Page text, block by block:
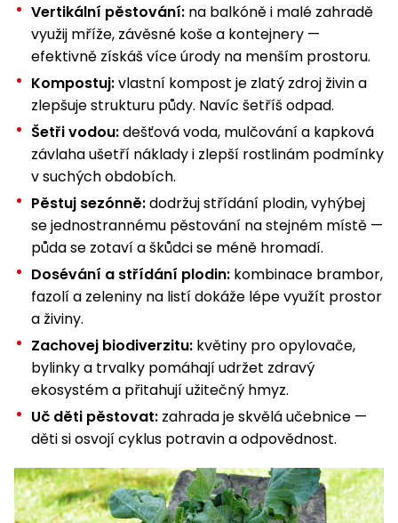
Vertikální pěstování: na balkóně i malé zahradě
využij mříže, závěsné koše a kontejnery —
efektivně získáš více úrody na menším prostoru.
Kompostuj:vlastní kompost je zlatý zdroj živin a
zlepšuje strukturu půdy. Navíc šetříš odpad.
Šetři vodou:dešťová voda, mulčování a kapková
závlaha ušetří náklady i zlepší rostlinám podmínky
v suchých obdobích.
Pěstuj sezónně:dodržuj střídání plodin, vyhýbej
se jednostrannému pěstování na stejném místě —
půda se zotaví a škůdci se méně hromadí.
Dosévání a střídání plodin: kombinace brambor,
fazolí a zeleniny na listí dokáže lépe využít prostor
a živiny.
Zachovej biodiverzitu: květiny pro opylovače,
bylinky a trvalky pomáhají udržet zdravý
ekosystém a přitahují užitečný hmyz.
Uč děti pěstovat: zahrada je skvělá učebnice —
děti si osvojí cyklus potravin a odpovědnost.